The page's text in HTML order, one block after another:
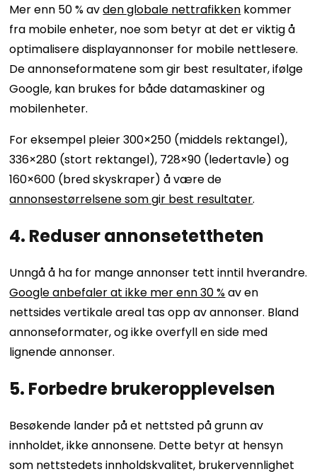
Mer enn 50 % avden globale nettrafikken kommer
fra mobile enheter, noe som betyr at det er viktig å
optimalisere displayannonser for mobile nettlesere.
De annonseformatene som gir best resultater, ifølge
Google, kan brukes for både datamaskiner og
mobilenheter.
For eksempel pleier 300×250 (middels rektangel),
336×280 (stort rektangel), 728×90 (ledertavle) og
160×600 (bred skyskraper) å være de
annonsestørrelsene som gir best resultater.
4. Reduser annonsetettheten
Unngå å ha for mange annonser tett inntil hverandre.
Google anbefaler at ikke mer enn 30 %av en
nettsides vertikale areal tas opp av annonser. Bland
annonseformater, og ikke overfyll en side med
lignende annonser.
5. Forbedre brukeropplevelsen
Besøkende lander på et nettsted på grunn av
innholdet, ikke annonsene. Dette betyr at hensyn
som nettstedets innholdskvalitet, brukervennlighet